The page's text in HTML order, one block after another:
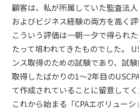
顧客は、私が所属していた監査法
およびビジネス経験の両方を高く評
こういう評価は一朝一夕で得られ
たって培われてきたものでした。
ンス取得のための試験であり、試
取得したばかりの1～2年目の
て作成されていることに留意してく
これから始まる「CPAエボリュー